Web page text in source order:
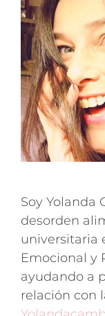
desorden
universitaria
Emocional y
ayudando a
relación con